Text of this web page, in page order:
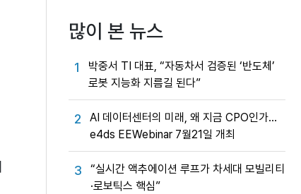
많이 본 뉴스
1
박중서 TI 대표, “자동차서 검증된 ‘반도체’
로봇 지능화 지름길 된다”
2
AI 데이터센터의 미래, 왜 지금 CPO인가…
e4ds EEWebinar 7월21일 개최
3
“실시간 액추에이션 루프가 차세대 모빌리티
·로보틱스 핵심”